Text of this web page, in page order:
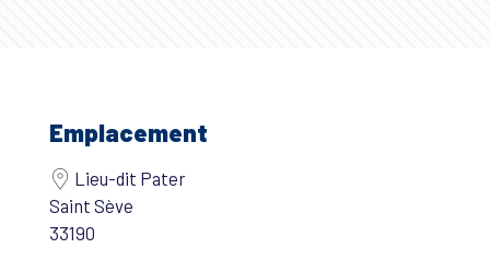
Emplacement
Lieu-dit Pater
Saint Sève
33190